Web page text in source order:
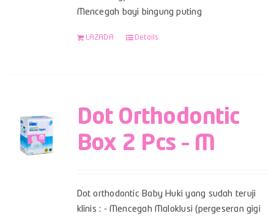
Mencegah bayi bingung puting
LAZADA Details
Dot Orthodontic
Box 2 Pcs – M
Dot orthodontic Baby Huki yang sudah teruji
klinis : - Mencegah Maloklusi (pergeseran gigi